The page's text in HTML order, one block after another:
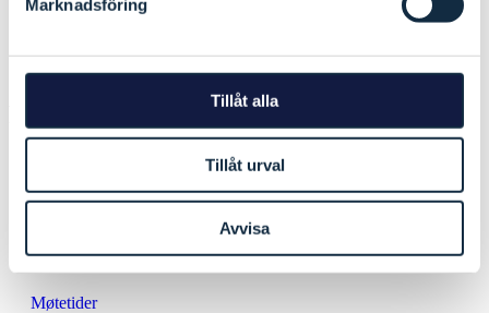
Marknadsföring
Tillåt alla
Tillåt urval
Avvisa
Integritetspolicy
Tilgjenglighet
Styret
Arbeidsutvalget
Møtetider